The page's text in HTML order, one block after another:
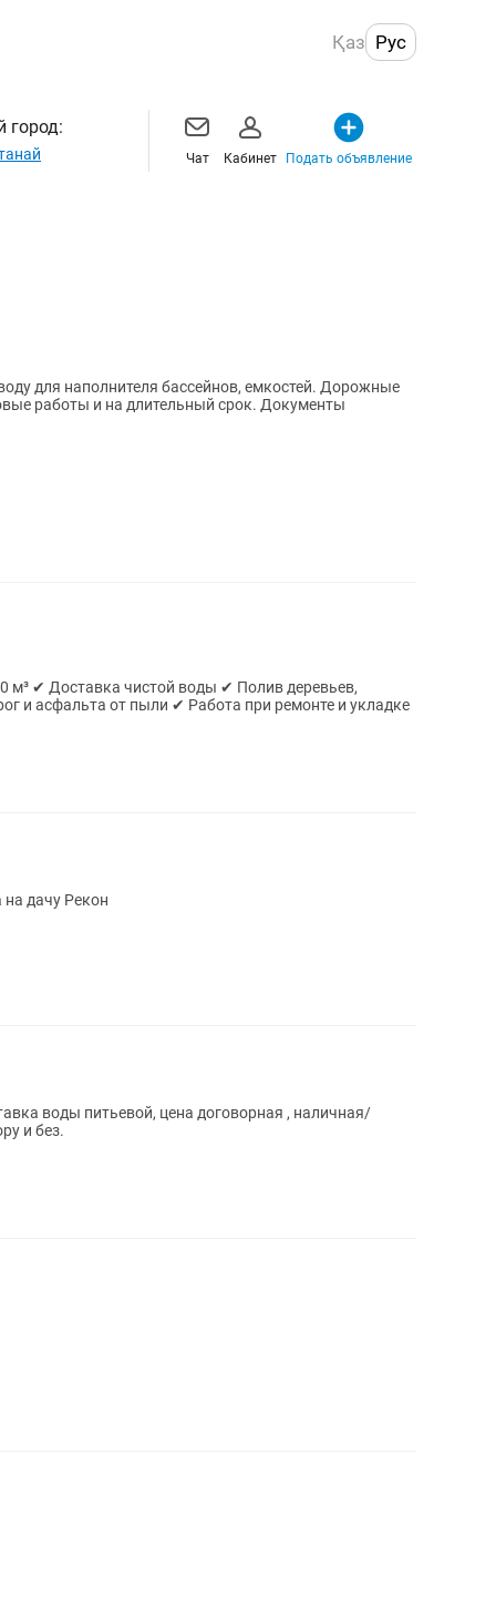
Қаз Рус
город:
Чат Кабинет Подать объявление
для наполнителя бассейнов, емкостей. Дорожные
работы и на длительный срок. Документы
чистой воды ✔ Полив деревьев,
дачу Рекон
воды питьевой, цена договорная , наличная/
и без.